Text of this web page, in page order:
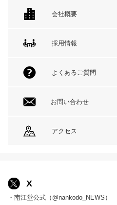
会社概要
採用情報
よくあるご質問
お問い合わせ
アクセス
X
・南江堂公式（@nankodo_NEWS）